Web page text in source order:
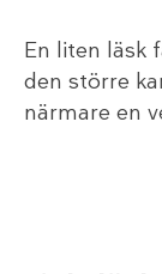
En liten läsk
den större
närmare en